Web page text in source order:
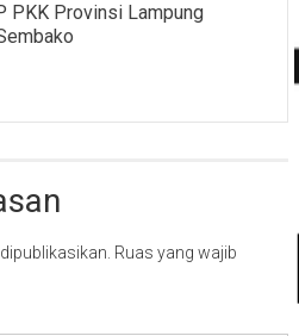
PKK Provinsi Lampung
Ruas yang wajib